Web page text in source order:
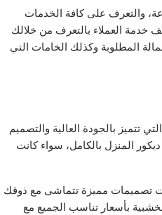
معنا في ورشة نجارة ديكور الدمام خلال أي وقت تشاء على مدار 24 ساعة، والتعرف على كافة الخدمات
خدمة العملاء بالتعرف من خلالك
المطلوبة وكذلك الخامات التي
تتميز بالجودة العالية والتصميم
المنزل بالكامل، سواء كانت
تصميمات مميزة تتماشى مع ذوقك
بأسعار تناسب الجميع مع